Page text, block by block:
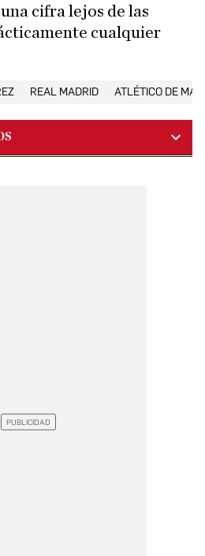
cifra lejos de las
cualquier
REAL MADRID ATLÉTICO DE